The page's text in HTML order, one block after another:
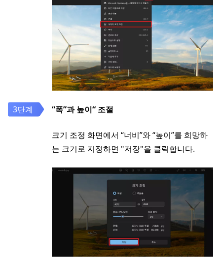
“폭”과 높이“ 조절
크기 조정 화면에서 “너비”와 “높이”를 희망하
는 크기로 지정하면 "저장"을 클릭합니다.